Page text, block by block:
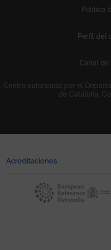
Política
Perfil del
Canal de
Centro autorizado por el
de Cataluña.
Acreditaciones